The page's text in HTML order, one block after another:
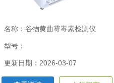
名称： 谷物黄曲霉毒素检测仪
型号：
更新日期：2026-03-07